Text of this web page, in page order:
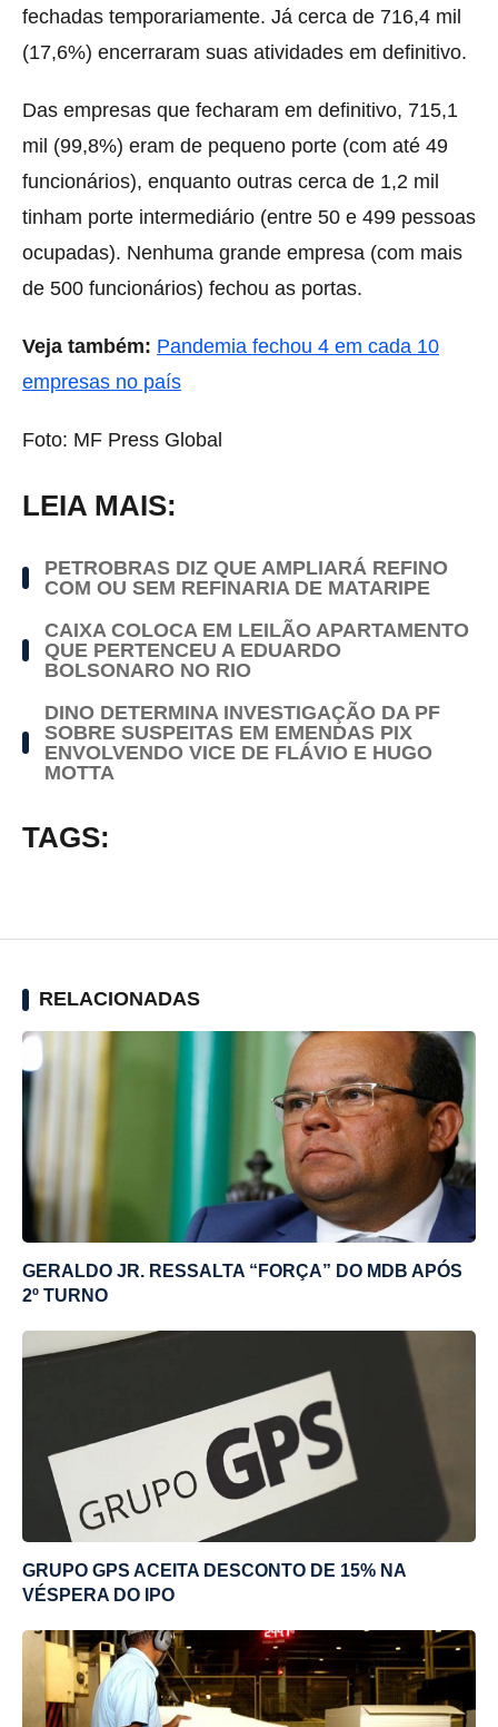
fechadas temporariamente. Já cerca de 716,4 mil
(17,6%) encerraram suas atividades em definitivo.
Das empresas que fecharam em definitivo, 715,1
mil (99,8%) eram de pequeno porte (com até 49
funcionários), enquanto outras cerca de 1,2 mil
tinham porte intermediário (entre 50 e 499 pessoas
ocupadas). Nenhuma grande empresa (com mais
de 500 funcionários) fechou as portas.
Veja também: Pandemia fechou 4 em cada 10
empresas no país
Foto: MF Press Global
LEIA MAIS:
PETROBRAS DIZ QUE AMPLIARÁ REFINO
COM OU SEM REFINARIA DE MATARIPE
CAIXA COLOCA EM LEILÃO APARTAMENTO
QUE PERTENCEU A EDUARDO
BOLSONARO NO RIO
DINO DETERMINA INVESTIGAÇÃO DA PF
SOBRE SUSPEITAS EM EMENDAS PIX
ENVOLVENDO VICE DE FLÁVIO E HUGO
MOTTA
TAGS:
RELACIONADAS
GERALDO JR. RESSALTA “FORÇA” DO MDB APÓS
2º TURNO
GRUPO GPS ACEITA DESCONTO DE 15% NA
VÉSPERA DO IPO